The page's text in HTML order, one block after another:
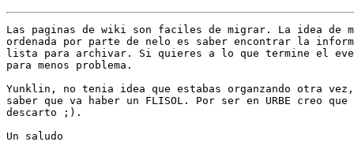
Las paginas de wiki son faciles de migrar. La idea de
ordenada por parte de nelo es saber encontrar la
lista para archivar. Si quieres a lo que termine el
para menos problema.
Yunklin, no tenia idea que estabas organzando otra
saber que va haber un FLISOL. Por ser en URBE creo que
descarto ;).
Un saludo